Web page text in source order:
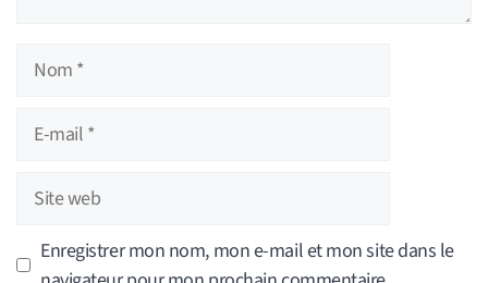
Nom
Site
web
Enregistrer mon nom, mon e-mail et mon site dans le